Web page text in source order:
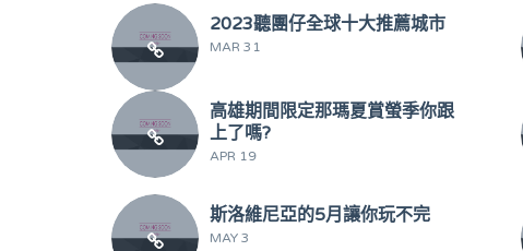
2023聽團仔全球十大推薦城市
MAR 31
高雄期間限定那瑪夏賞螢季你跟
上了嗎?
APR 19
斯洛維尼亞的5月讓你玩不完
MAY 3